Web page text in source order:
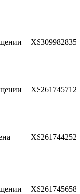
XS3099828355
XS2617457127
XS2617442525
XS2617456582